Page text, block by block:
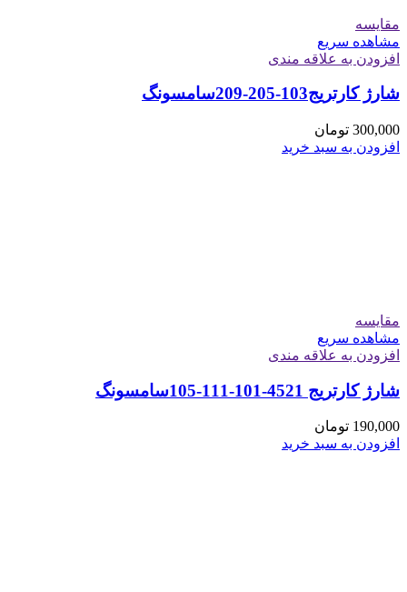
مقایسه
مشاهده سریع
افزودن به علاقه مندی
شارژ کارتریج103-205-209سامسونگ
300,000 تومان
افزودن به سبد خرید
مقایسه
مشاهده سریع
افزودن به علاقه مندی
شارژ کارتریج 4521-101-111-105سامسونگ
190,000 تومان
افزودن به سبد خرید